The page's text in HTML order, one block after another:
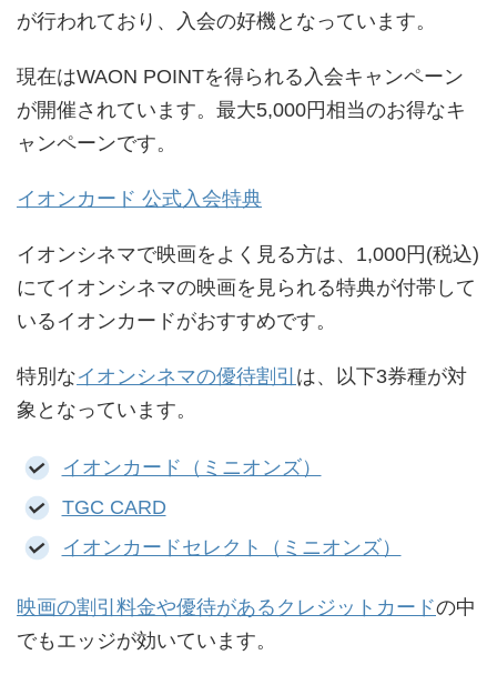
が行われており、入会の好機となっています。
現在はWAON POINTを得られる入会キャンペーン
が開催されています。最大5,000円相当のお得なキ
ャンペーンです。
イオンカード 公式入会特典
イオンシネマで映画をよく見る方は、1,000円(税込)
にてイオンシネマの映画を見られる特典が付帯して
いるイオンカードがおすすめです。
特別なイオンシネマの優待割引 は、以下3券種が対
象となっています。
イオンカード（ミニオンズ）
TGC CARD
イオンカードセレクト（ミニオンズ）
映画の割引料金や優待があるクレジットカードの中
でもエッジが効いています。